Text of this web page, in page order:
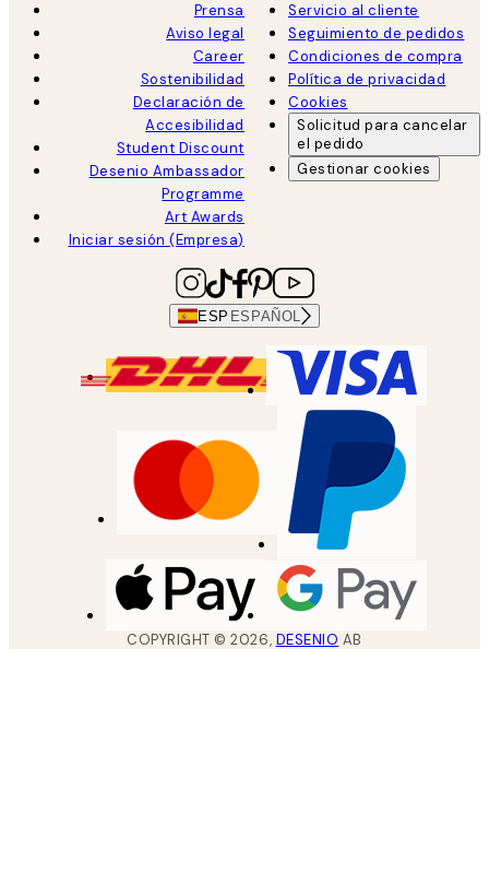
Prensa
Aviso legal
Career
Sostenibilidad
Declaración de
Accesibilidad
Student Discount
Desenio Ambassador
Programme
Art Awards
Iniciar sesión (Empresa)
Servicio al cliente
Seguimiento de pedidos
Condiciones de compra
Política de privacidad
Cookies
Solicitud para cancelar
el pedido
Gestionar cookies
ESP ESPAÑOL
COPYRIGHT ©2026, DESENIO AB